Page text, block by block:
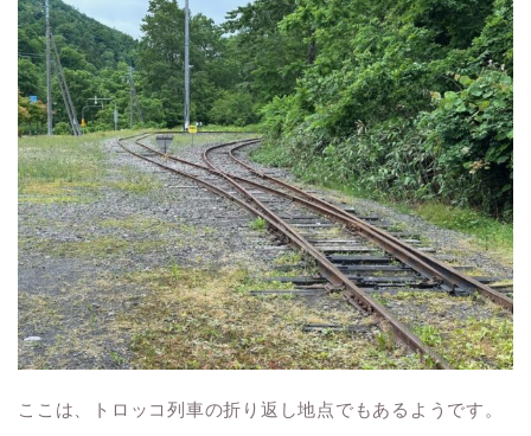
ここは、トロッコ列車の折り返し地点でもあるようです。